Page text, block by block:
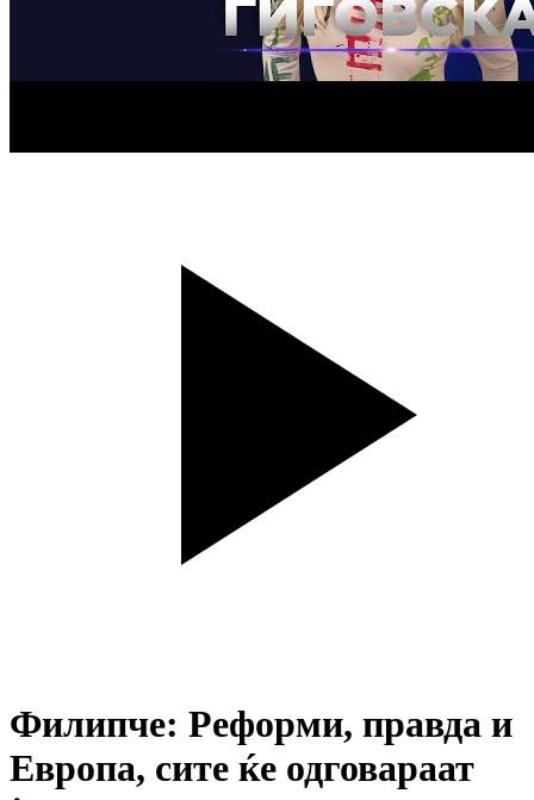
Филипче: Реформи, правда и
Европа, сите ќе одговараат